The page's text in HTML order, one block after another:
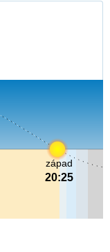
západ
20:25